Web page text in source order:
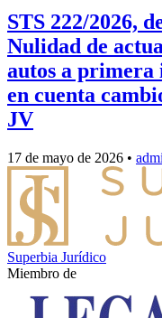
STS 222/2026,
Nulidad de
autos a primera
en cuenta
JV
17 de mayo de 2026 •
Superbia Jurídico
Miembro de